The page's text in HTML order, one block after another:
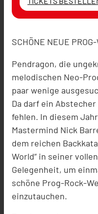
SCHÖNE NEUE
Pendragon, die
melodischen Neo-
paar wenige
Da darf ein
fehlen. In diesem
Mastermind Nick
dem reichen
World“ in seiner
Gelegenheit, um
schöne Prog-Rock-
einzutauchen.